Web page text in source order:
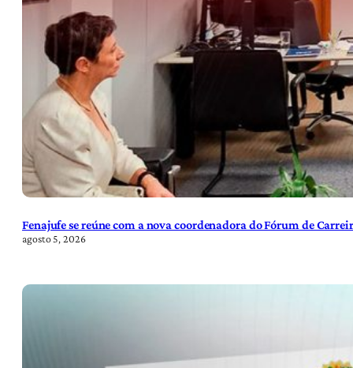
Fenajufe se reúne com a nova coordenadora do Fórum de
agosto 5, 2026